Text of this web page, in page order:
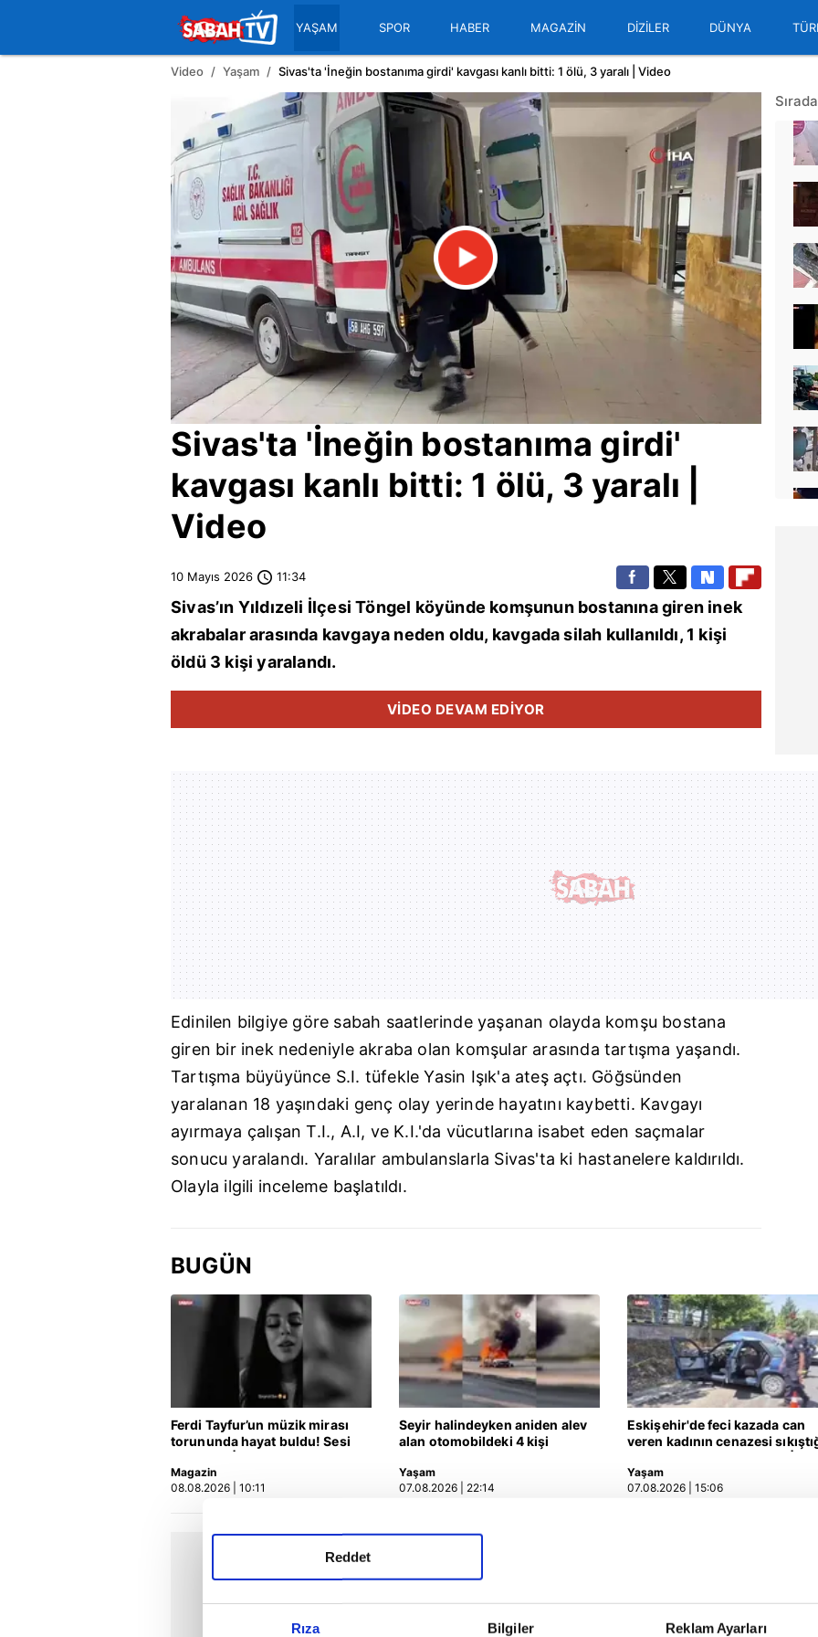
Rıza Bilgiler Reklam Ayarları
Reddet
YAŞAM SPOR HABER MAGAZİN DİZİLER DÜNYA
Video Yaşam Sivas'ta 'İneğin bostanıma girdi' kavgası kanlı bitti: 1 ölü, 3 yaralı | Video
Sivas'ta 'İneğin bostanıma girdi'
kavgası kanlı bitti: 1 ölü, 3 yaralı |
Video
10 Mayıs 2026 11:34
Sivas’ın Yıldızeli İlçesi Töngel köyünde komşunun bostanına giren inek
akrabalar arasında kavgaya neden oldu, kavgada silah kullanıldı, 1 kişi
öldü 3 kişi yaralandı.
VİDEO DEVAM EDİYOR
Edinilen bilgiye göre sabah saatlerinde yaşanan olayda komşu bostana
giren bir inek nedeniyle akraba olan komşular arasında tartışma yaşandı.
Tartışma büyüyünce S.I. tüfekle Yasin Işık'a ateş açtı. Göğsünden
yaralanan 18 yaşındaki genç olay yerinde hayatını kaybetti. Kavgayı
ayırmaya çalışan T.I., A.I, ve K.I.'da vücutlarına isabet eden saçmalar
sonucu yaralandı. Yaralılar ambulanslarla Sivas'ta ki hastanelere kaldırıldı.
Olayla ilgili inceleme başlatıldı.
BUGÜN
Ferdi Tayfur’un müzik mirası
torununda hayat buldu! Sesi
Magazin
08.08.2026 | 10:11
Seyir halindeyken aniden alev
alan otomobildeki 4 kişi
Yaşam
07.08.2026 | 22:14
Eskişehir'de feci kazada can
veren kadının cenazesi
Video
Yaşam
07.08.2026 | 15:06